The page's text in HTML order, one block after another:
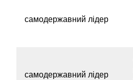
самодержавний лідер
самодержавний лідер